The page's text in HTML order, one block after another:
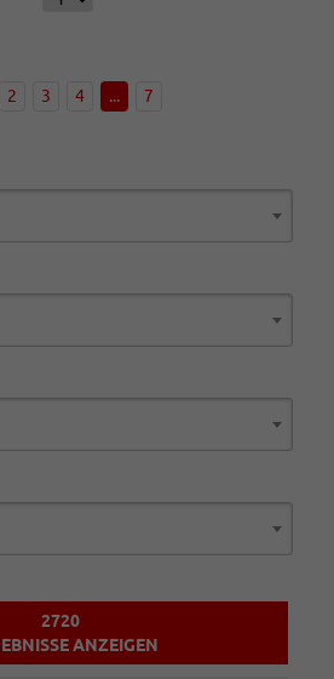
2 3 4 ... 7
2720
ANZEIGEN